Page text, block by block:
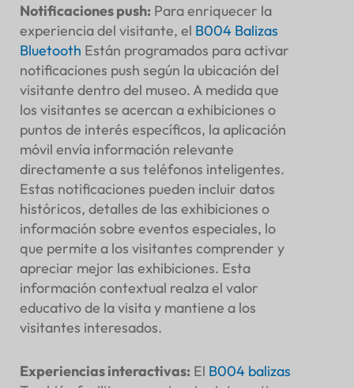
Notificaciones push: Para enriquecer la
experiencia del visitante, el B004 Balizas
Bluetooth Están programados para activar
notificaciones push según la ubicación del
visitante dentro del museo. A medida que
los visitantes se acercan a exhibiciones o
puntos de interés específicos, la aplicación
móvil envía información relevante
directamente a sus teléfonos inteligentes.
Estas notificaciones pueden incluir datos
históricos, detalles de las exhibiciones o
información sobre eventos especiales, lo
que permite a los visitantes comprender y
apreciar mejor las exhibiciones. Esta
información contextual realza el valor
educativo de la visita y mantiene a los
visitantes interesados.
Experiencias interactivas: El B004 balizas